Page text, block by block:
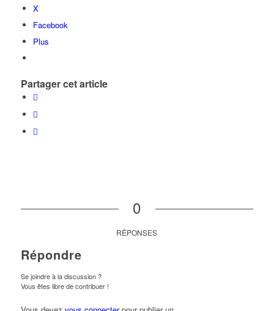
X
Facebook
Plus
Partager cet article
0
RÉPONSES
Répondre
Se joindre à la discussion ?
Vous êtes libre de contribuer !